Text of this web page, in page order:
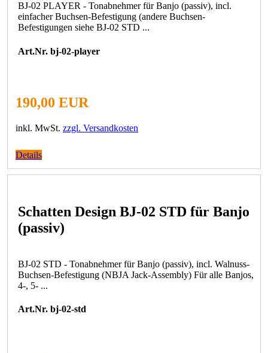
BJ-02 PLAYER - Tonabnehmer für Banjo (passiv), incl.
einfacher Buchsen-Befestigung (andere Buchsen-
Befestigungen siehe BJ-02 STD ...
Art.Nr. bj-02-player
190,00 EUR
inkl. MwSt. zzgl. Versandkosten
Details
Schatten Design BJ-02 STD für Banjo
(passiv)
BJ-02 STD - Tonabnehmer für Banjo (passiv), incl. Walnuss-
Buchsen-Befestigung (NBJA Jack-Assembly) Für alle Banjos,
4-, 5- ...
Art.Nr. bj-02-std